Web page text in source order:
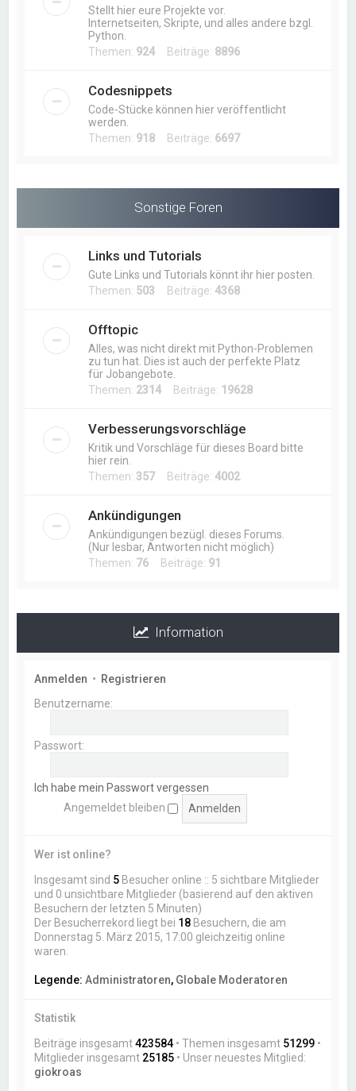
Stellt hier eure Projekte vor.
Internetseiten, Skripte, und alles andere bzgl.
Python.
Themen: 924 Beiträge: 8896
Codesnippets
Code-Stücke können hier veröffentlicht
werden.
Themen: 918 Beiträge: 6697
Sonstige Foren
Links und Tutorials
Gute Links und Tutorials könnt ihr hier posten.
Themen: 503 Beiträge:4368
Offtopic
Alles, was nicht direkt mit Python-Problemen
zu tun hat. Dies ist auch der perfekte Platz
für Jobangebote.
Themen: 2314 Beiträge: 19628
Verbesserungsvorschläge
Kritik und Vorschläge für dieses Board bitte
hier rein.
Themen: 357Beiträge:4002
Ankündigungen
Ankündigungen bezügl. dieses Forums.
(Nur lesbar, Antworten nicht möglich)
Themen: 76 Beiträge: 91
Information
Anmelden • Registrieren
Benutzername:
Passwort:
Ich habe mein Passwort vergessen
Angemeldet bleiben
Wer ist online?
Insgesamt sind 5 Besucher online :: 5 sichtbare Mitglieder
und 0 unsichtbare Mitglieder (basierend auf den aktiven
Besuchern der letzten 5 Minuten)
Der Besucherrekord liegt bei 18 Besuchern, die am
Donnerstag 5. März 2015, 17:00 gleichzeitig online
waren.
Legende:Administratoren, Globale Moderatoren
Statistik
Beiträge insgesamt423584 • Themen insgesamt 51299 •
Mitglieder insgesamt 25185 • Unser neuestes Mitglied:
giokroas